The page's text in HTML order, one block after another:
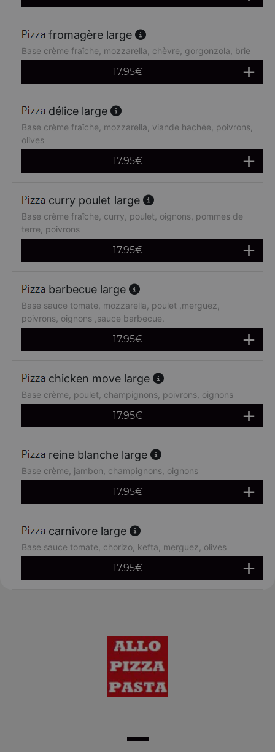
fromagère large
Base crème fraîche, mozzarella, chèvre, gorgonzola, brie
17.95€
délice large
Base crème fraîche, mozzarella, viande hachée, poivrons,
olives
17.95€
curry poulet large
Base crème fraîche, curry, poulet, oignons, pommes de
terre, poivrons
17.95€
barbecue large
Base sauce tomate, mozzarella, poulet ,merguez,
poivrons, oignons ,sauce barbecue.
17.95€
chicken move large
Base crème, poulet, champignons, poivrons, oignons
17.95€
reine blanche large
Base crème, jambon, champignons, oignons
17.95€
carnivore large
Base sauce tomate, chorizo, kefta, merguez, olives
17.95€